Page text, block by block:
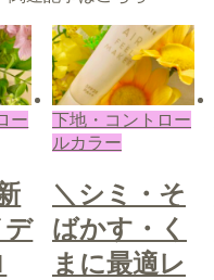
ー
下地・コントロー
ルカラー
＼カラーコ
ントロール
で1本3役／